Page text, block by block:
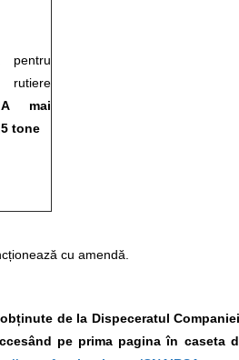
pentru
rutiere
mai
tone
cu amendă.
de la Dispeceratul
pe prima pagina în caseta